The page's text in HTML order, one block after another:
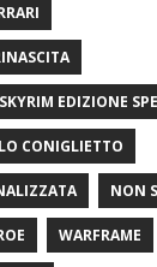
EDIZIONE
CONIGLIETTO
NON
WARFRAME